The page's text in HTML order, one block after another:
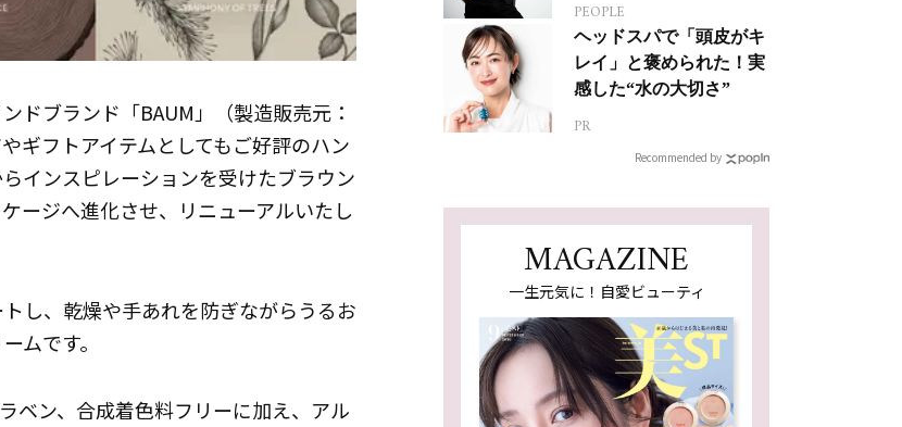
ドブランド「BAUM」（製造販売元：
ギフトアイテムとしてもご好評のハン
インスピレーションを受けたブラウン
ージへ進化させ、リニューアルいたし
し、乾燥や手あれを防ぎながらうるお
ムです。
ベン、合成着色料フリーに加え、アル
人生って？
PEOPLE
ヘッドスパで「頭皮がキ
レイ」と褒められた！実
感した“水の大切さ”
PR
Recommended by
MAGAZINE
一生元気に！自愛ビューティ